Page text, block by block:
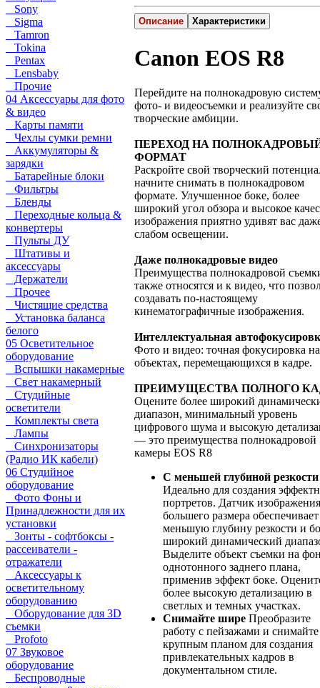
Sony
Sigma
Tamron
Tokina
Pentax
Lensbaby
Прочие
04 Аксессуары для фото
& видео
Карты памяти
Чехлы сумки ремни
Аккумуляторы &
зарядки
Батарейные блоки
Фильтры
Бленды
Переходные кольца &
конвертеры
Пульты ДУ
Штативы и
аксессуары
Держатели
Прочее
Чистящие средства
Установка баланса
белого
05 Осветительное
оборудование
Вспышки накамерные
Свет накамерный
Студийные
осветители
Комплекты света
Лампы
Синхронизаторы
(Радио ИК кабели)
06 Студийное
оборудование
Фото Фоны и
Принадлежности для их
установки
Зонты - софтбоксы -
рассеиватели -
отражатели
Аксессуары к
осветительному
оборудованию
Оборудование для 3D
съемки
Profoto
07 Звуковое
оборудование
Беспроводные
Описание Характеристики
Canon EOS R8
Перейдите на полнокадровую
фото- и видеосъемки и реализуйте
творческие амбиции.
ПЕРЕХОД НА
ФОРМАТ
Раскройте свой творческий
начните снимать в полнокадровом
формате. Улучшенное боке, более
широкий угол обзора и высокое
изображения приятно удивят вас
слабом освещении.
Даже полнокадровые видео
Преимущества полнокадровой
также относятся и к видео, что
создавать по-настоящему
кинематографичные изображения.
Интеллектуальная
Фото и видео: точная фокусировка на
объектах, перемещающихся в кадре.
ПРЕИМУЩЕСТВА ПОЛНОГО
Оцените более широкий
диапазон, минимальный уровень
цифрового шума и высокую
— это преимущества полнокадровой
камеры EOS R8
С меньшей глубиной резкости
Идеально для создания
портретов. Датчик изображения
большего размера обеспечивает
меньшую глубину резкости и
широкий динамический
Выделите объект съемки на
однотонного заднего плана,
применив эффект боке.
более высокую детализацию в
светлых и темных участках.
Снимайте шире Преобразите
работу с пейзажами и снимайте
крупным планом для создания
привлекательных кадров в
документальном стиле.